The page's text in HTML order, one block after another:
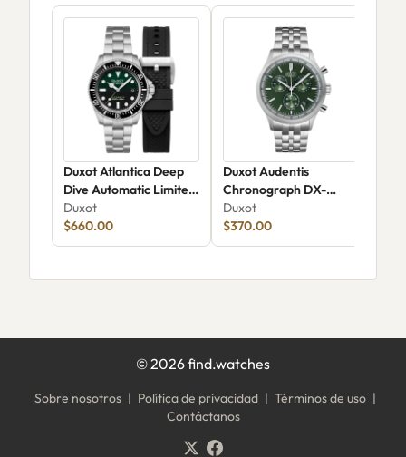
Duxot Atlantica Deep
Dive Automatic Limited
Edition DX-2066-22
Duxot
$660.00
Duxot Audentis
Chronograph DX-
2022-33
Duxot
$370.00
©2026find.watches
Sobre nosotros | Política de privacidad | Términos de uso |
Contáctanos